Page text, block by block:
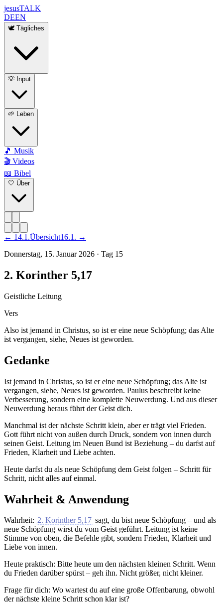
jesusTALK
DEEN
🕊️ Tägliches
💡 Input
🌱 Leben
🎵 Musik
🎬 Videos
📖 Bibel
🤍 Über
← 14.1 .Übersicht16.1 . →
Donnerstag, 15. Januar 2026 · Tag 15
2. Korinther 5,17
Geistliche Leitung
Vers
Also ist jemand in Christus, so ist er eine neue Schöpfung; das Alte
ist vergangen, siehe, Neues ist geworden.
Gedanke
Ist jemand in Christus, so ist er eine neue Schöpfung; das Alte ist
vergangen, siehe, Neues ist geworden. Paulus beschreibt keine
Verbesserung, sondern eine komplette Neuwerdung. Und aus dieser
Neuwerdung heraus führt der Geist dich.
Manchmal ist der nächste Schritt klein, aber er trägt viel Frieden.
Gott führt nicht von außen durch Druck, sondern von innen durch
seinen Geist. Leitung im Neuen Bund ist Beziehung – du darfst auf
Frieden, Klarheit und Liebe achten.
Heute darfst du als neue Schöpfung dem Geist folgen – Schritt für
Schritt, nicht alles auf einmal.
Wahrheit & Anwendung
Wahrheit: 2. Korinther 5,17 sagt, du bist neue Schöpfung – und als
neue Schöpfung wirst du vom Geist geführt. Leitung ist keine
Stimme von oben, die Befehle gibt, sondern Frieden, Klarheit und
Liebe von innen.
Heute praktisch: Bitte heute um den nächsten kleinen Schritt. Wenn
du Frieden darüber spürst – geh ihn. Nicht größer, nicht kleiner.
Frage für dich: Wo wartest du auf eine große Offenbarung, obwohl
der nächste kleine Schritt schon klar ist?